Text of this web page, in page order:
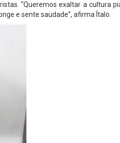
“Queremos exaltar a cultura
e sente saudade”, afirma Ítalo.